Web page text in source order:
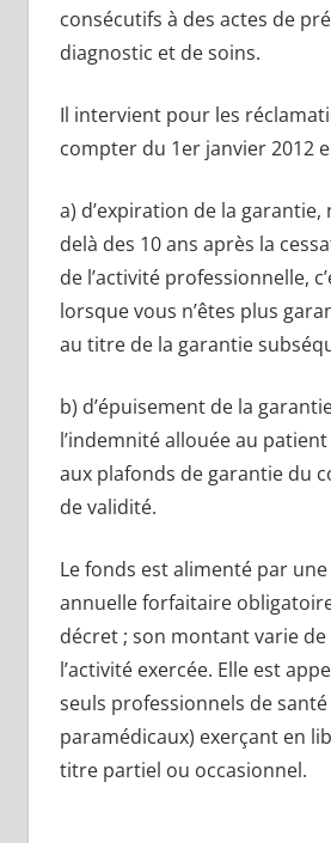
consécutifs à des actes de
diagnostic et de soins.
Il intervient pour les
compter du 1er janvier 2012
a) d’expiration de la
delà des 10 ans après la
de l’activité professionnelle,
lorsque vous n’êtes plus
au titre de la garantie
b) d’épuisement de la
l’indemnité allouée au
aux plafonds de garantie du
de validité.
Le fonds est alimenté par
annuelle forfaitaire
décret ; son montant varie de
l’activité exercée. Elle est
seuls professionnels de
paramédicaux) exerçant en
titre partiel ou occasionnel.